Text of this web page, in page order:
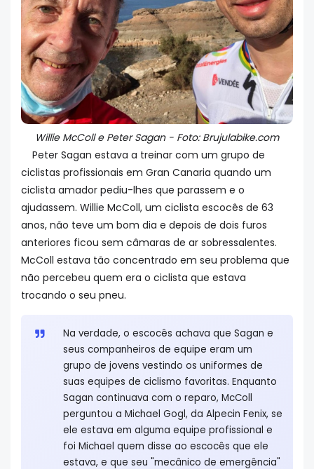
Willie McColl e Peter Sagan - Foto: Brujulabike.com
Peter Sagan estava a treinar com um grupo de
ciclistas profissionais em Gran Canaria quando um
ciclista amador pediu-lhes que parassem e o
ajudassem. Willie McColl, um ciclista escocês de 63
anos, não teve um bom dia e depois de dois furos
anteriores ficou sem câmaras de ar sobressalentes.
McColl estava tão concentrado em seu problema que
não percebeu quem era o ciclista que estava
trocando o seu pneu.
Na verdade, o escocês achava que Sagan e
seus companheiros de equipe eram um
grupo de jovens vestindo os uniformes de
suas equipes de ciclismo favoritas. Enquanto
Sagan continuava com o reparo, McColl
perguntou a Michael Gogl, da Alpecin Fenix, se
ele estava em alguma equipe profissional e
foi Michael quem disse ao escocês que ele
estava, e que seu "mecânico de emergência"